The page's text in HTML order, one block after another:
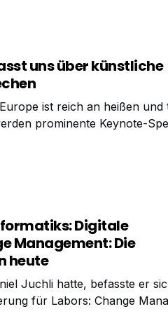
uns über künstliche
ist reich an heißen und
prominente Keynote-
und Kenntnisse zu
Digitale
Management: Die
heute
Juchli hatte, befasste er
für Labors: Change
auf der